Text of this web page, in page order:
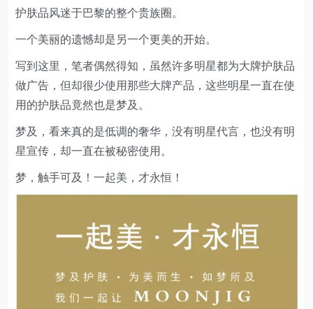
护肤品风迷于巴黎的整个贵族圈。
一个美丽的遗憾却是另一个更美的开始。
写到这里，笔者偶然得知，虽然许多明星都为大牌护肤品
做广告，但却很少使用那些大牌产品，这些明星一直在使
用的护肤品竟然也是梦及。
梦及，看来真的是低调的奢华，没有明星代言，也没有明
星宣传，却一直在被秘密使用。
梦，触手可及！一起美，才永恒！